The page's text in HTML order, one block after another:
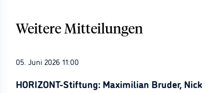
Weitere Mitteilungen
05. Juni 2026 11:00
HORIZONT-Stiftung: Maximilian Bruder, Nick